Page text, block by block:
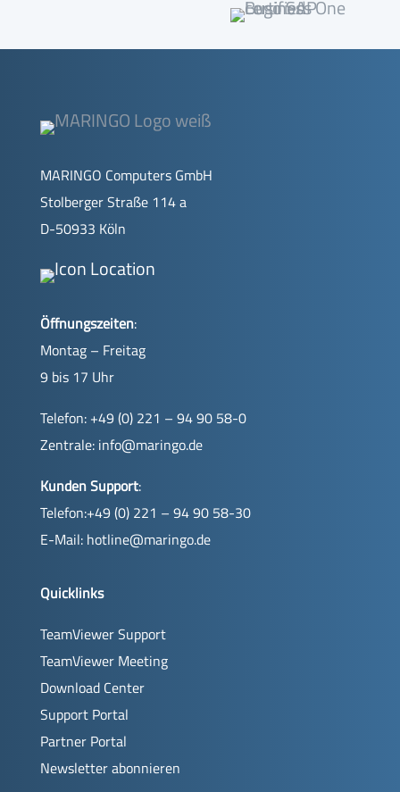
MARINGO Computers GmbH
Stolberger Straße 114 a
D-50933 Köln
Öffnungszeiten:
Montag – Freitag
9 bis 17 Uhr
Telefon: +49 (0) 221 – 94 90 58-0
Zentrale: info@maringo.de
Kunden Support:
Telefon:+49 (0) 221 – 94 90 58-30
E-Mail: hotline@maringo.de
Quicklinks
TeamViewer Support
TeamViewer Meeting
Download Center
Support Portal
Partner Portal
Newsletter abonnieren